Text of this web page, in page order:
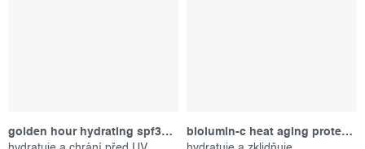
golden hour hydrating spf30 stick, 19 g
biolumin-c heat aging protector spf 50, 15 ml